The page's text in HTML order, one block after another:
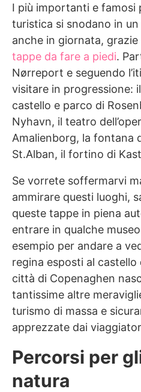
I più importanti e famosi
turistica si snodano in
anche in giornata, grazie
tappe da fare a piedi.
Nørreport e seguendo
visitare in progressione:
castello e parco di
Nyhavn, il teatro
Amalienborg, la fontana
St.Alban, il fortino di
Se vorrete soffermarvi
ammirare questi luoghi,
queste tappe in piena
entrare in qualche
esempio per andare a
regina esposti al castello
città di Copenaghen
tantissime altre
turismo di massa e
apprezzate dai
Percorsi per
natura